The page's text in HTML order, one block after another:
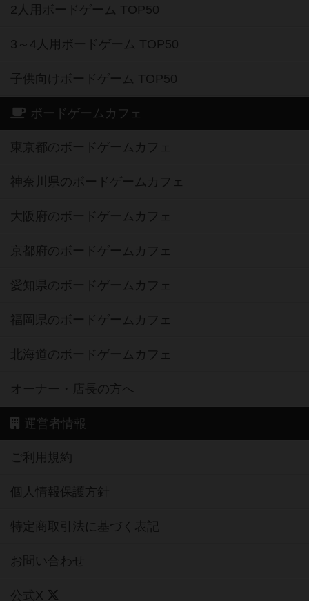
2人用ボードゲーム TOP50
3～4人用ボードゲーム TOP50
子供向けボードゲーム TOP50
ボードゲームカフェ
東京都のボードゲームカフェ
神奈川県のボードゲームカフェ
大阪府のボードゲームカフェ
京都府のボードゲームカフェ
愛知県のボードゲームカフェ
福岡県のボードゲームカフェ
北海道のボードゲームカフェ
オーナー・店長の方へ
運営者情報
ご利用規約
個人情報保護方針
特定商取引法に基づく表記
お問い合わせ
公式X